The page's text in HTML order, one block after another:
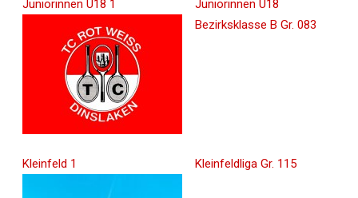
Juniorinnen U18 1
Juniorinnen U18
Bezirksklasse B Gr. 083
Kleinfeld 1 Kleinfeldliga Gr. 115